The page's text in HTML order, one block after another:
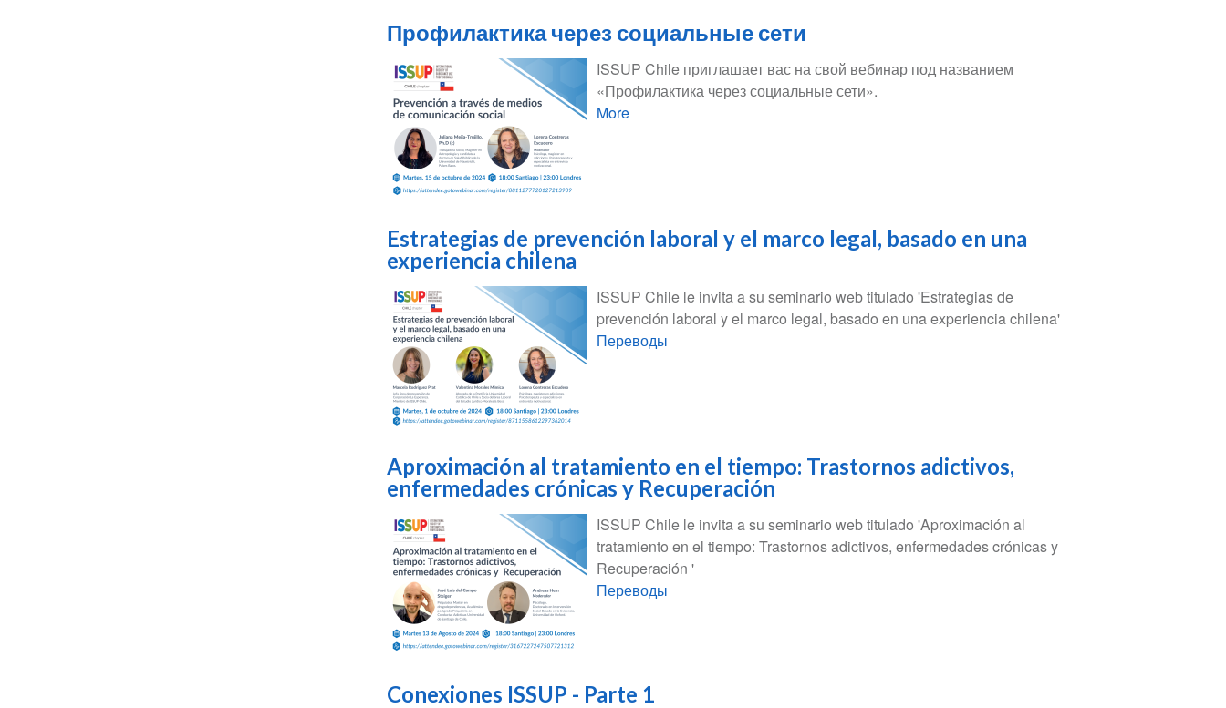
Профилактика через социальные сети
ISSUP Chile приглашает вас на свой вебинар под названием
«Профилактика через социальные сети».
More
Estrategias de prevención laboral y el marco legal, basado en una
experiencia chilena
ISSUP Chile le invita a su seminario web titulado 'Estrategias de
prevención laboral y el marco legal, basado en una experiencia chilena'
Переводы
Aproximación al tratamiento en el tiempo: Trastornos adictivos,
enfermedades crónicas y Recuperación
ISSUP Chile le invita a su seminario web titulado 'Aproximación al
tratamiento en el tiempo: Trastornos adictivos, enfermedades crónicas y
Recuperación '
Переводы
Conexiones ISSUP - Parte 1